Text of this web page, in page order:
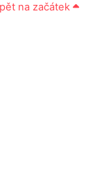
na začátek